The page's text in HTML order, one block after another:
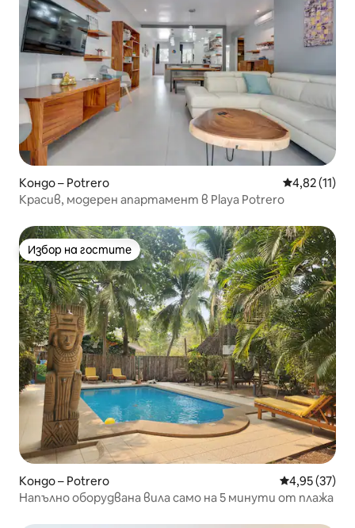
Кондо – Potrero Средна
4,82 (11)
Красив, модерен апартамент в Playa Potrero
Избор на гостите
Избор на гостите
Кондо – Potrero Средна
4,95 (37)
Напълно оборудвана вила само на 5 минути от плажа